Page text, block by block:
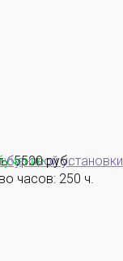
буровой установки
5500 руб.
часов: 250 ч.